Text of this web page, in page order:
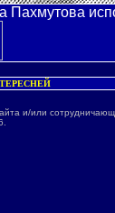
и/или